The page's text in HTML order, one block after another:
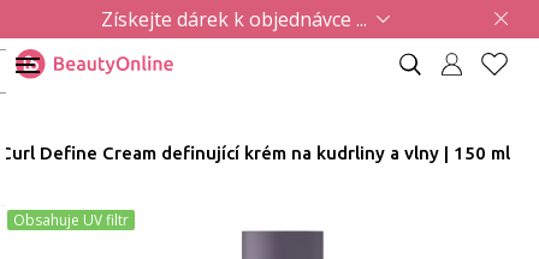
Získejte dárek k objednávce ...
Curl Define Cream definující krém na kudrliny a vlny | 150 ml
Obsahuje UV filtr